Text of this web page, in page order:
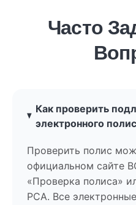
Часто
Как проверить
электронного
Проверить полис
официальном сайте
«Проверка полиса»
РСА. Все